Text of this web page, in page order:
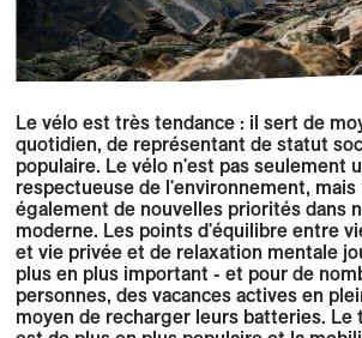
Le vélo est très tendance : il sert de
quotidien, de représentant de statut
populaire. Le vélo n'est pas seulement
respectueuse de l'environnement,
également de nouvelles priorités dans
moderne. Les points d'équilibre entre
et vie privée et de relaxation mentale
plus en plus important - et pour de
personnes, des vacances actives en
moyen de recharger leurs batteries. Le